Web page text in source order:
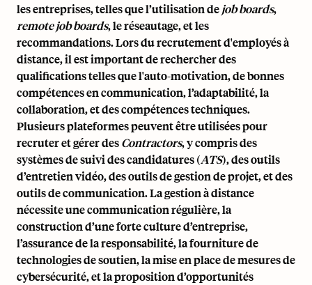
les entreprises, telles que l’utilisation dejob boards,
remote job boards, le réseautage, et les
recommandations. Lors du recrutement d'employés à
distance, il est important de rechercher des
qualifications telles que l'auto-motivation, de bonnes
compétences en communication, l’adaptabilité, la
collaboration, et des compétences techniques.
Plusieurs plateformes peuvent être utilisées pour
recruter et gérer desContractors, y compris des
systèmes de suivi des candidatures (ATS), des outils
d’entretien vidéo, des outils de gestion de projet, et des
outils de communication. La gestion à distance
nécessite une communication régulière, la
construction d’une forte culture d’entreprise,
l’assurance de la responsabilité, la fourniture de
technologies de soutien, la mise en place de mesures de
cybersécurité, et la proposition d’opportunités